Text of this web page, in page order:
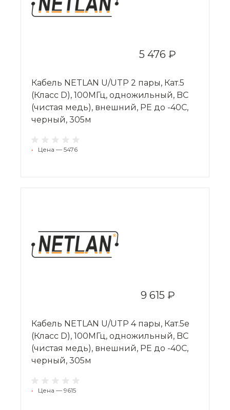
5 476 ₽
Кабель NETLAN U/UTP 2 пары, Кат.5
(Класс D), 100МГц, одножильный, BC
(чистая медь), внешний, PE до -40C,
черный, 305м
• Цена — 5476
9 615 ₽
Кабель NETLAN U/UTP 4 пары, Кат.5e
(Класс D), 100МГц, одножильный, BC
(чистая медь), внешний, PE до -40C,
черный, 305м
• Цена — 9615